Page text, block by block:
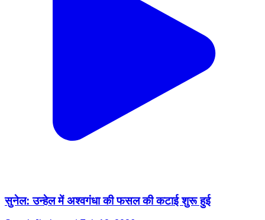
सुनेल: उन्हेल में अश्वगंधा की फसल की कटाई शुरू हुई